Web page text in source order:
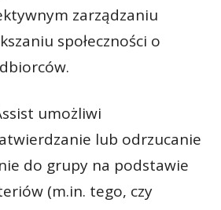
zarządzaniu
społeczności o
umożliwi
lub odrzucanie
do grupy na podstawie
(m.in. tego, czy